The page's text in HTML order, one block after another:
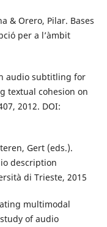
& Orero, Pilar. Bases
per a l’àmbit
audio subtitling for
textual cohesion on
2012. DOI:
Gert (eds.).
description
di Trieste, 2015
multimodal
of audio